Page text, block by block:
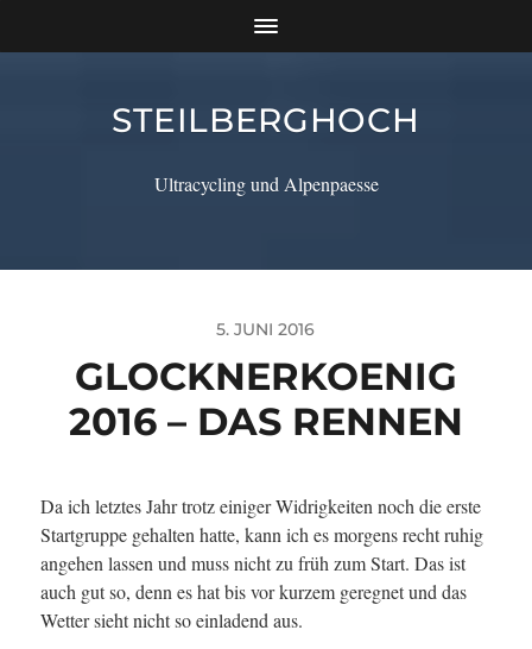
STEILBERGHOCH
Ultracycling und Alpenpaesse
5. JUNI 2016
GLOCKNERKOENIG
2016 – DAS RENNEN
Da ich letztes Jahr trotz einiger Widrigkeiten noch die erste
Startgruppe gehalten hatte, kann ich es morgens recht ruhig
angehen lassen und muss nicht zu früh zum Start. Das ist
auch gut so, denn es hat bis vor kurzem geregnet und das
Wetter sieht nicht so einladend aus.